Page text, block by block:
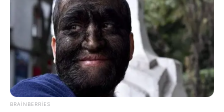
CƏMİYYƏT 512 03.07.2026, 14:24
Müddətdən artıq həqiqi hərbi xidmət hərbi qulluqçu əsgər
Pənahov Elvin Məhəmməd oğlu kəskin miokard infarktı
BRAINBERRIES